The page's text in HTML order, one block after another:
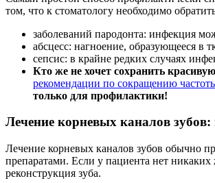
том, что к стоматологу необходимо
заболеваний пародонта: инфекция
абсцесс: нагноение, образующееся в
сепсис: в крайне редких случаях
Кто же не хочет сохранить
рекомендации по сокращению
только для профилактики!
Лечение корневых каналов
Лечение корневых каналов зубов обычно
препаратами. Если у пациента нет
реконструкция зуба.